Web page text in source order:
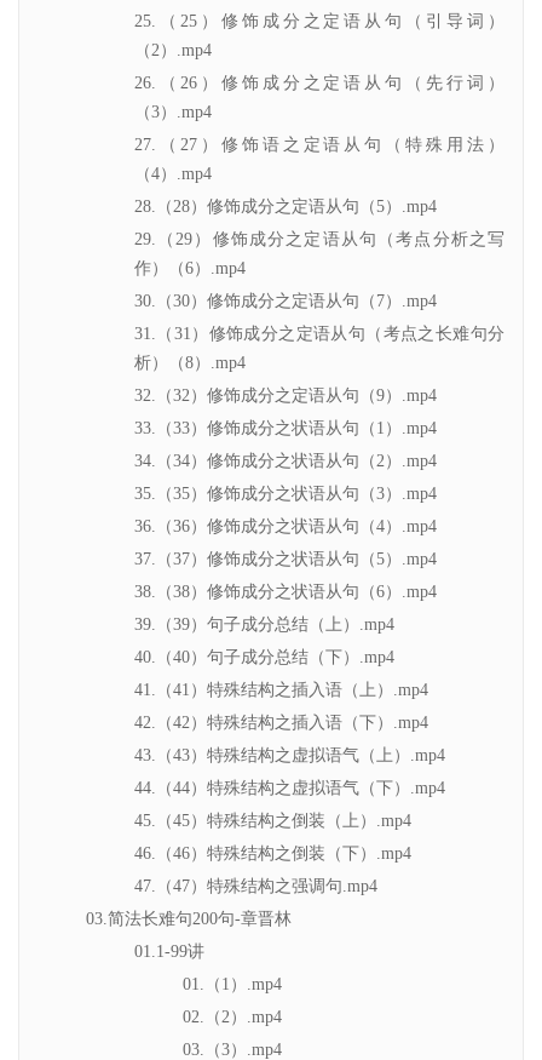
25.（25）修饰成分之定语从句（引导词）
（2）.mp4
26.（26）修饰成分之定语从句（先行词）
（3）.mp4
27.（27）修饰语之定语从句（特殊用法）
（4）.mp4
28.（28）修饰成分之定语从句（5）.mp4
29.（29）修饰成分之定语从句（考点分析之写
作）（6）.mp4
30.（30）修饰成分之定语从句（7）.mp4
31.（31）修饰成分之定语从句（考点之长难句分
析）（8）.mp4
32.（32）修饰成分之定语从句（9）.mp4
33.（33）修饰成分之状语从句（1）.mp4
34.（34）修饰成分之状语从句（2）.mp4
35.（35）修饰成分之状语从句（3）.mp4
36.（36）修饰成分之状语从句（4）.mp4
37.（37）修饰成分之状语从句（5）.mp4
38.（38）修饰成分之状语从句（6）.mp4
39.（39）句子成分总结（上）.mp4
40.（40）句子成分总结（下）.mp4
41.（41）特殊结构之插入语（上）.mp4
42.（42）特殊结构之插入语（下）.mp4
43.（43）特殊结构之虚拟语气（上）.mp4
44.（44）特殊结构之虚拟语气（下）.mp4
45.（45）特殊结构之倒装（上）.mp4
46.（46）特殊结构之倒装（下）.mp4
47.（47）特殊结构之强调句.mp4
03.简法长难句200句-章晋林
01.1-99讲
01.（1）.mp4
02.（2）.mp4
03.（3）.mp4